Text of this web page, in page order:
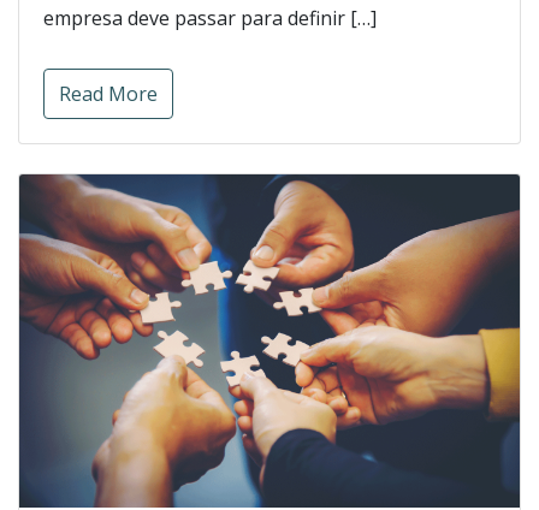
empresa deve passar para definir […]
Read More